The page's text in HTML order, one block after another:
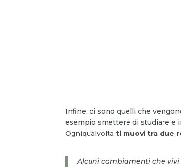
Infine, ci sono quelli che
esempio smettere di studiare e
Ogniqualvoltati muovi tra due
Alcuni cambiamenti che